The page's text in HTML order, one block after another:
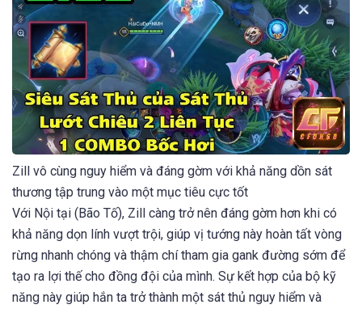
Zill vô cùng nguy hiểm và đáng gờm với khả năng dồn sát
thương tập trung vào một mục tiêu cực tốt
Với Nội tại (Bão Tố), Zill càng trở nên đáng gờm hơn khi có
khả năng dọn lính vượt trội, giúp vị tướng này hoàn tất vòng
rừng nhanh chóng và thậm chí tham gia gank đường sớm để
tạo ra lợi thế cho đồng đội của mình. Sự kết hợp của bộ kỹ
năng này giúp hắn ta trở thành một sát thủ nguy hiểm và